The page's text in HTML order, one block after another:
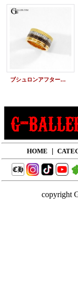
ブシュロンアフターダイヤ | キャトル クラシック リング ラージ ダイヤモンド
HOME |
copyright